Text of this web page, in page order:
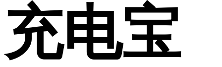
充电宝